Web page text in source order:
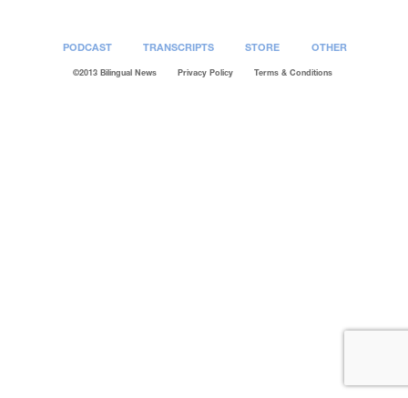
PODCAST TRANSCRIPTS STORE OTHER
©2013 Bilingual News Privacy Policy Terms & Conditions